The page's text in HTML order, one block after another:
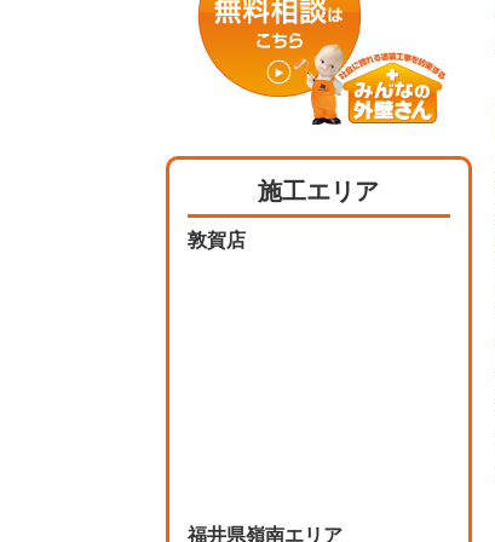
施工エリア
敦賀店
福井県嶺南エリア